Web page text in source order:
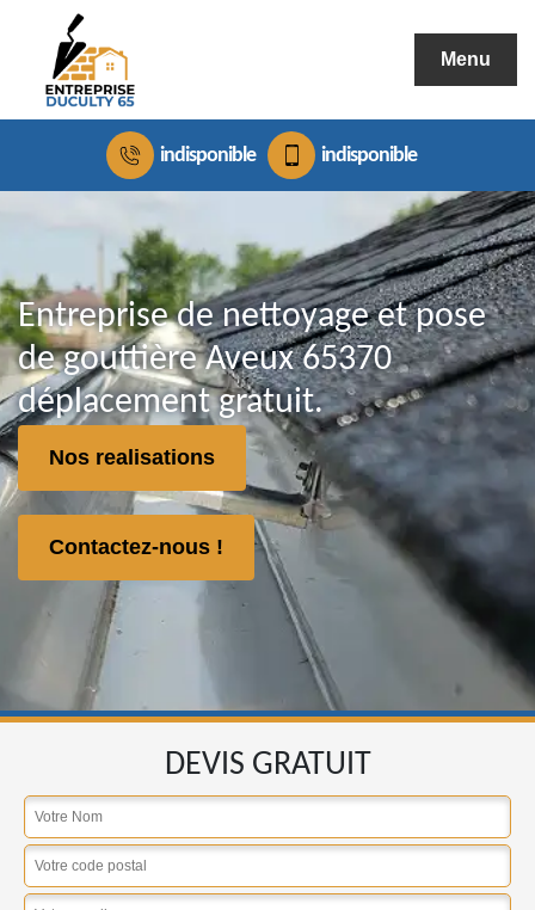
Menu
indisponible indisponible
Entreprise de nettoyage et pose
de gouttière Aveux 65370
déplacement gratuit.
Nos realisations
Contactez-nous !
DEVIS GRATUIT